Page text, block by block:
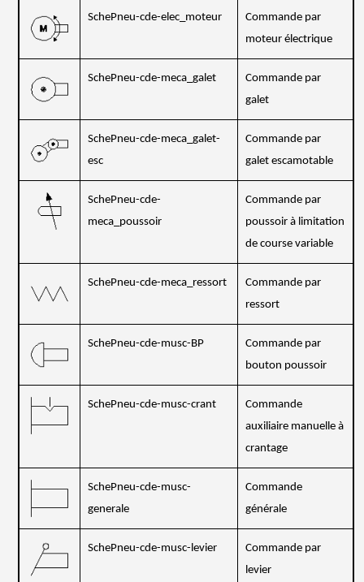
SchePneu-cde-elec_moteur
Commande par
moteur électrique
SchePneu-cde-meca_galet
Commande par
galet
SchePneu-cde-meca_galet-
esc
Commande par
galet escamotable
SchePneu-cde-
meca_poussoir
Commande par
poussoir à limitation
de course variable
SchePneu-cde-meca_ressort
Commande par
ressort
SchePneu-cde-musc-BP
Commande par
bouton poussoir
SchePneu-cde-musc-crant
Commande
auxiliaire manuelle à
crantage
SchePneu-cde-musc-
generale
Commande
générale
SchePneu-cde-musc-levier
Commande par
levier